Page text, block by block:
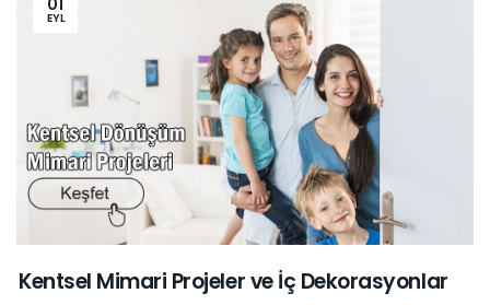
EYL
Kentsel Mimari Projeler ve İç Dekorasyonlar